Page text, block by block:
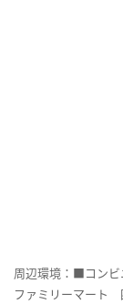
周辺環境：■コンビ
ファミリーマート